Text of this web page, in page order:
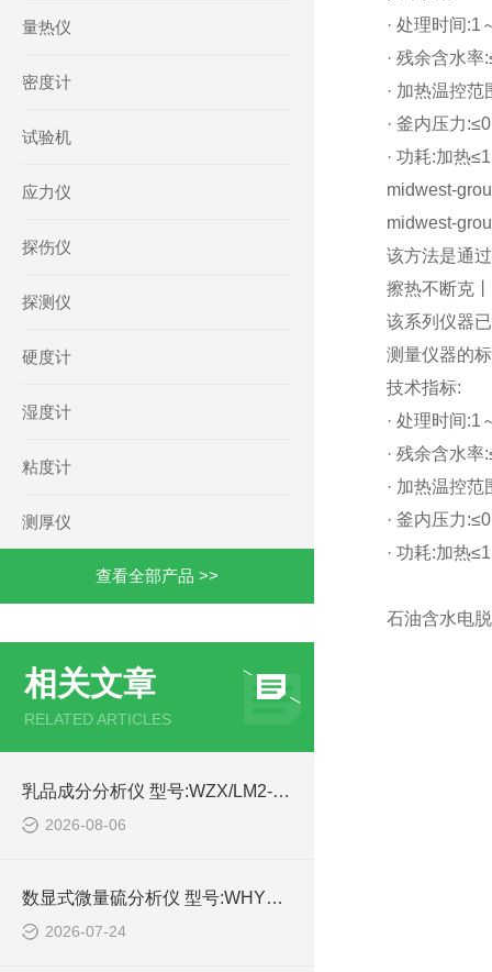
量热仪
密度计
试验机
应力仪
探伤仪
探测仪
硬度计
湿度计
粘度计
测厚仪
查看全部产品 >>
相关文章
RELATED ARTICLES
乳品成分分析仪 型号:WZX/LM2-P1库号：M414991的功能介绍
2026-08-06
数显式微量硫分析仪 型号:WHY32-ZXHY-03库号：M414767的技术参数
2026-07-24
· 处理时间:1
· 残余含水率
· 加热温控
· 釜内压力
· 功耗:加热
midwest-
midwest-
该方法是通
擦热不断克
该系列仪器
测量仪器的
技术指标:
· 处理时间:1
· 残余含水率
· 加热温控
· 釜内压力
· 功耗:加热
石油含水电